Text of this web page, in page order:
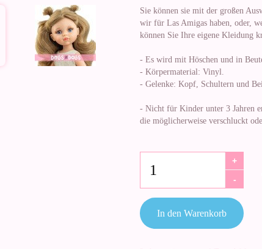
Sie können sie mit der großen
wir für Las Amigas haben, oder,
können Sie Ihre eigene Kleidung
- Es wird mit Höschen und in
- Körpermaterial: Vinyl.
- Gelenke: Kopf, Schultern und
- Nicht für Kinder unter 3 Jahren
die möglicherweise verschluckt
+
-
In den Warenkorb